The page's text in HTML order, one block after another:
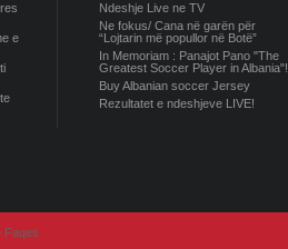
e
Ndeshje Live ne TV
Ne fokus/ Cana në garën për
“Lojtarin më popullor në Botë”
In Memoriam : Panajot Pano "The
Greatest Soccer Player in Albania"!
Buy Albanian soccer Jersey
Rezultatet e ndeshjeve LIVE!
Faqes